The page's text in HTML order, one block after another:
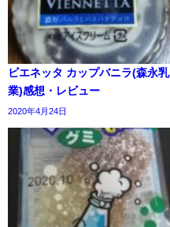
ビエネッタ カップバニラ(森永乳
業)感想・レビュー
2020年4月24日